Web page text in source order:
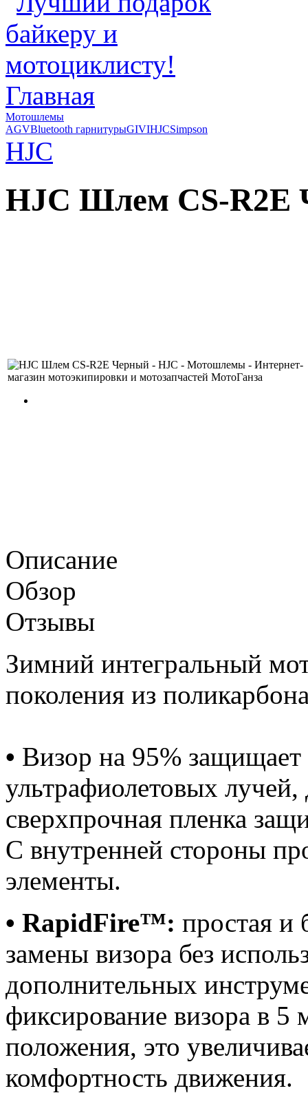
Главная
Мотошлемы
AGVBluetooth гарнитурыGIVIHJCSimpson
HJC
HJC Шлем CS-R2E
Описание
Обзор
Отзывы
Зимний интегральный
поколения из
• Визор на 95% защищает
ультрафиолетовых лучей,
сверхпрочная пленка
С внутренней стороны
элементы.
• RapidFire™: простая и
замены визора без
дополнительных
фиксирование визора в 5
положения, это
комфортность движения.